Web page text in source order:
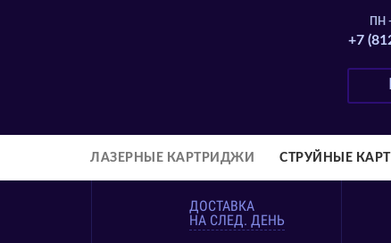
ПН
+7
ЛАЗЕРНЫЕ КАРТРИДЖИ СТРУЙНЫЕ
ДОСТАВКА
НА СЛЕД. ДЕНЬ